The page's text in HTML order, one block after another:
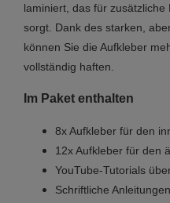
laminiert, das für
sorgt. Dank des starken,
können Sie die Aufkleber
vollständig haften.
Im Paket enthalten
8x Aufkleber für den
12x Aufkleber für den
YouTube-Tutorials
Schriftliche